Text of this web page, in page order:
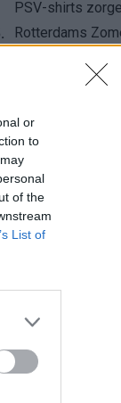
or
to
of the
List of
PSV-shirts
Rotterdams
Feyenoord zet
Ueda en Hadj
Ajax helpt
afgeknipte
Feyenoord
altijd
Hakim Ziyech
appartement